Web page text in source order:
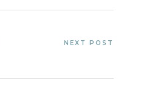
NEXT POST